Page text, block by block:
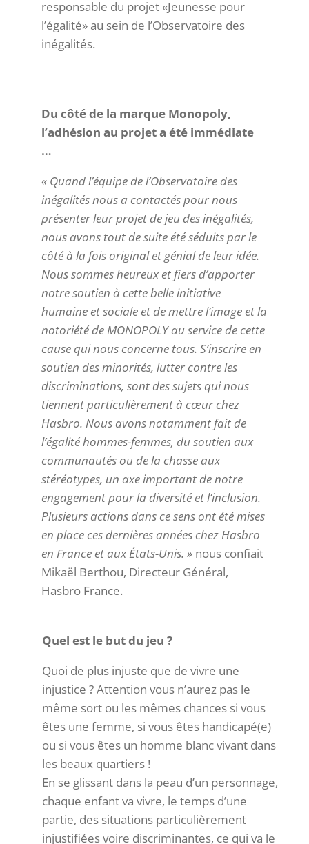
responsable du projet «Jeunesse pour
l’égalité» au sein de l’Observatoire des
inégalités.
Du côté de la marque Monopoly,
l’adhésion au projet a été immédiate
…
« Quand l’équipe de l’Observatoire des
inégalités nous a contactés pour nous
présenter leur projet de jeu des inégalités,
nous avons tout de suite été séduits par le
côté à la fois original et génial de leur idée.
Nous sommes heureux et fiers d’apporter
notre soutien à cette belle initiative
humaine et sociale et de mettre l’image et la
notoriété de MONOPOLY au service de cette
cause qui nous concerne tous. S’inscrire en
soutien des minorités, lutter contre les
discriminations, sont des sujets qui nous
tiennent particulièrement à cœur chez
Hasbro. Nous avons notamment fait de
l’égalité hommes-femmes, du soutien aux
communautés ou de la chasse aux
stéréotypes, un axe important de notre
engagement pour la diversité et l’inclusion.
Plusieurs actions dans ce sens ont été mises
en place ces dernières années chez Hasbro
en France et aux États-Unis. » nous confiait
Mikaël Berthou, Directeur Général,
Hasbro France.
Quel est le but du jeu ?
Quoi de plus injuste que de vivre une
injustice ? Attention vous n’aurez pas le
même sort ou les mêmes chances si vous
êtes une femme, si vous êtes handicapé(e)
ou si vous êtes un homme blanc vivant dans
les beaux quartiers !
En se glissant dans la peau d’un personnage,
chaque enfant va vivre, le temps d’une
partie, des situations particulièrement
injustifiées voire discriminantes, ce qui va le